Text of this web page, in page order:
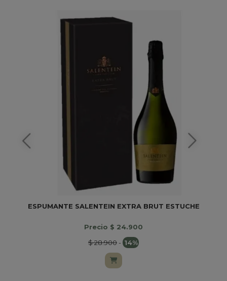
ESPUMANTE SALENTEIN EXTRA BRUT ESTUCHE
Precio $ 24.900
$ 28.900- 14%